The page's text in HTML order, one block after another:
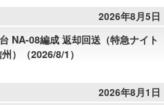
2026年8月5日
NA-08編成 返却回送（特急ナイト
）（2026/8/1）
2026年8月1日